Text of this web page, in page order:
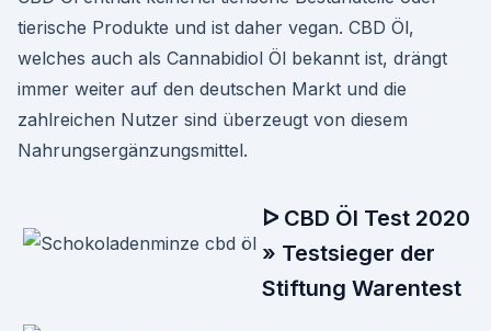
tierische Produkte und ist daher vegan. CBD Öl,
welches auch als Cannabidiol Öl bekannt ist, drängt
immer weiter auf den deutschen Markt und die
zahlreichen Nutzer sind überzeugt von diesem
Nahrungsergänzungsmittel.
ᐅ CBD Öl Test 2020
» Testsieger der
Stiftung Warentest